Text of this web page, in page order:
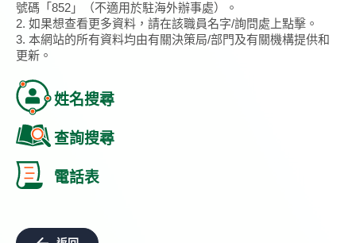
號碼「852」（不適用於駐海外辦事處）。
2. 如果想查看更多資料，請在該職員名字/詢問處上點擊。
3. 本網站的所有資料均由有關決策局/部門及有關機構提供和
更新。
姓名搜尋
查詢搜尋
電話表